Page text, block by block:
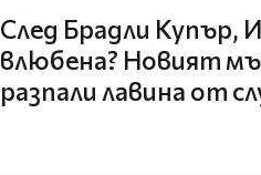
След Брадли Купър,
влюбена? Новият
разпали лавина от